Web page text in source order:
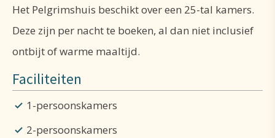
Het Pelgrimshuis biedt hier een rustpunt.
Verscholen in de heuvelige bossen van de gemeente
van prachtig natuurschoon. Ondanks dat het huis
op fietsafstand van het centrum van Nijmegen ligt,
is hier ruimte voor rust, bezinning of simpelweg
Het Pelgrimshuis beschikt over een 25-tal kamers.
Deze zijn per nacht te boeken, al dan niet inclusief
ontbijt of warme maaltijd.
Faciliteiten
1-persoonskamers
2-persoonskamers